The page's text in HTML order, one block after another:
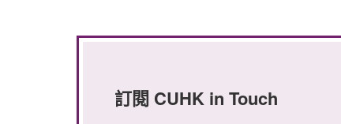
訂閱 CUHK in Touch